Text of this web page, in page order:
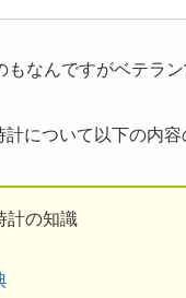
なんですがベテラ
について以下の内容
計の知識